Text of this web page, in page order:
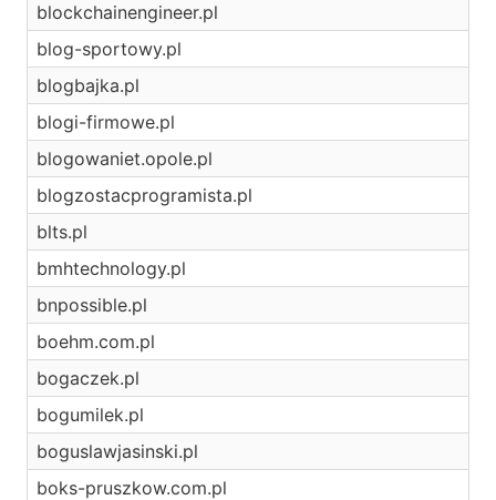
blockchainengineer.pl
blog-sportowy.pl
blogbajka.pl
blogi-firmowe.pl
blogowaniet.opole.pl
blogzostacprogramista.pl
blts.pl
bmhtechnology.pl
bnpossible.pl
boehm.com.pl
bogaczek.pl
bogumilek.pl
boguslawjasinski.pl
boks-pruszkow.com.pl